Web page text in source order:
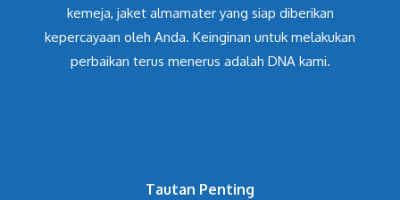
kemeja, jaket almamater yang siap diberikan
kepercayaan oleh Anda. Keinginan untuk melakukan
perbaikan terus menerus adalah DNA kami.
Tautan Penting